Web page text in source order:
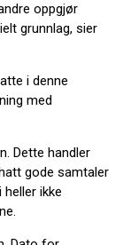
oppgjør
grunnlag, sier
i denne
med
Dette handler
gode samtaler
ikke